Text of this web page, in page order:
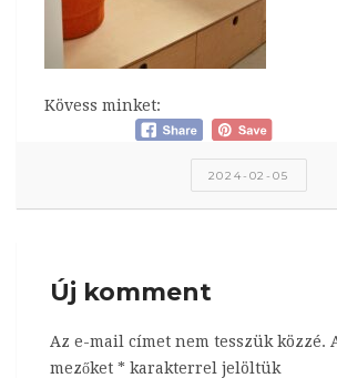
Kövess minket:
2024-02-05
Új komment
Az e-mail címet nem tesszük közzé.
mezőket * karakterrel jelöltük